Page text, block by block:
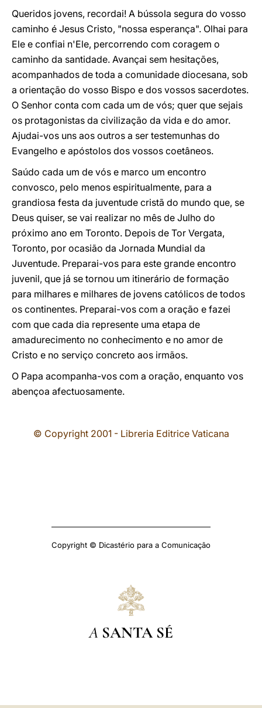
Queridos jovens, recordai! A bússola segura do vosso
caminho é Jesus Cristo, "nossa esperança". Olhai para
Ele e confiai n'Ele, percorrendo com coragem o
caminho da santidade. Avançai sem hesitações,
acompanhados de toda a comunidade diocesana, sob
a orientação do vosso Bispo e dos vossos sacerdotes.
O Senhor conta com cada um de vós; quer que sejais
os protagonistas da civilização da vida e do amor.
Ajudai-vos uns aos outros a ser testemunhas do
Evangelho e apóstolos dos vossos coetâneos.
Saúdo cada um de vós e marco um encontro
convosco, pelo menos espiritualmente, para a
grandiosa festa da juventude cristã do mundo que, se
Deus quiser, se vai realizar no mês de Julho do
próximo ano em Toronto. Depois de Tor Vergata,
Toronto, por ocasião da Jornada Mundial da
Juventude. Preparai-vos para este grande encontro
juvenil, que já se tornou um itinerário de formação
para milhares e milhares de jovens católicos de todos
os continentes. Preparai-vos com a oração e fazei
com que cada dia represente uma etapa de
amadurecimento no conhecimento e no amor de
Cristo e no serviço concreto aos irmãos.
O Papa acompanha-vos com a oração, enquanto vos
abençoa afectuosamente.
© Copyright 2001 - Libreria Editrice Vaticana
Copyright © Dicastério para a Comunicação
A SANTA SÉ